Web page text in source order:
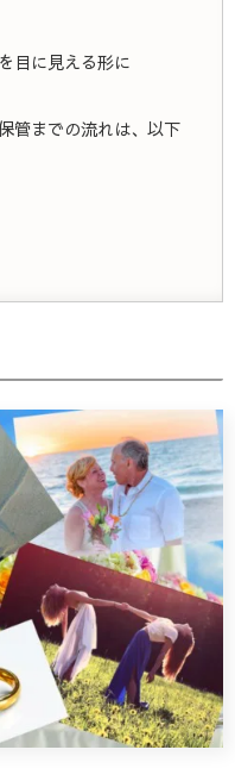
目に見える形に
管までの流れは、以下